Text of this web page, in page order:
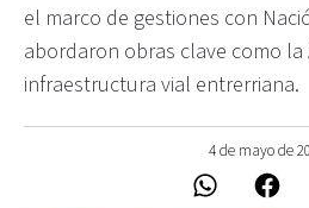
el marco de gestiones con
abordaron obras clave como la
infraestructura vial entrerriana.
4 de mayo de